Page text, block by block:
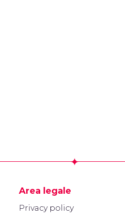
Area legale
Privacy policy